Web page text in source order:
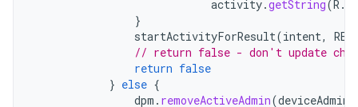
activity.getString(R .
}
startActivityForResult(intent,
// return false - don't update
return false
} else {
dpm . removeActiveAdmin(